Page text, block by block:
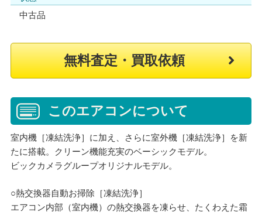
中古品
無料査定・買取依頼
このエアコンについて
室内機［凍結洗浄］に加え、さらに室外機［凍結洗浄］を新
たに搭載。クリーン機能充実のベーシックモデル。
ビックカメラグループオリジナルモデル。
○熱交換器自動お掃除［凍結洗浄］
エアコン内部（室内機）の熱交換器を凍らせ、たくわえた霜